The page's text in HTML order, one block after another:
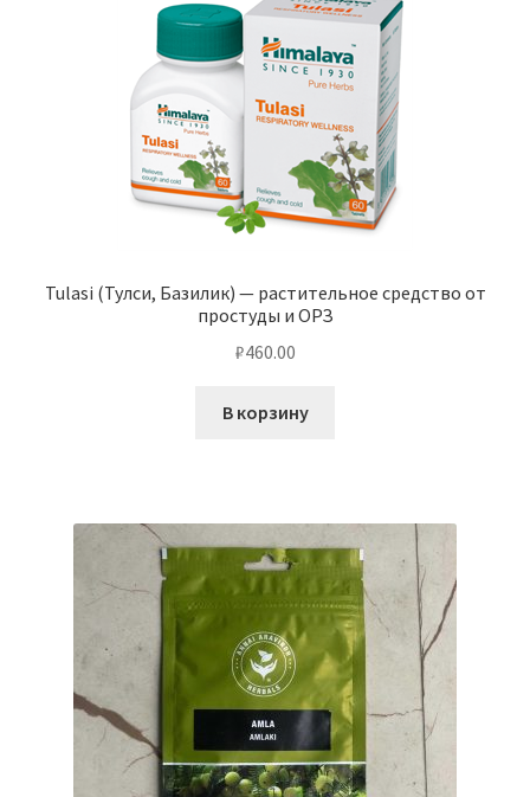
Tulasi (Тулси, Базилик) — растительное средство от
простуды и ОРЗ
₽460.00
В корзину